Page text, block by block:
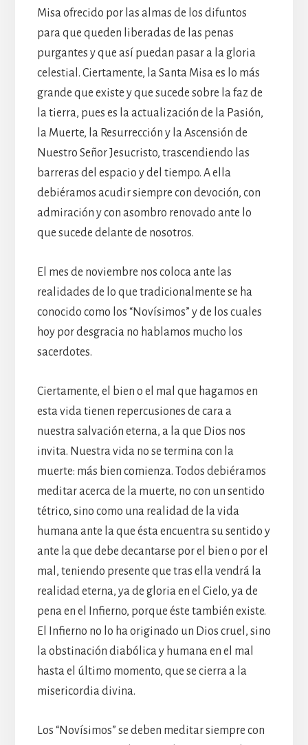
Misa ofrecido por las almas de los difuntos
para que queden liberadas de las penas
purgantes y que así puedan pasar a la gloria
celestial. Ciertamente, la Santa Misa es lo más
grande que existe y que sucede sobre la faz de
la tierra, pues es la actualización de la Pasión,
la Muerte, la Resurrección y la Ascensión de
Nuestro Señor Jesucristo, trascendiendo las
barreras del espacio y del tiempo. A ella
debiéramos acudir siempre con devoción, con
admiración y con asombro renovado ante lo
que sucede delante de nosotros.
El mes de noviembre nos coloca ante las
realidades de lo que tradicionalmente se ha
conocido como los “Novísimos” y de los cuales
hoy por desgracia no hablamos mucho los
sacerdotes.
Ciertamente, el bien o el mal que hagamos en
esta vida tienen repercusiones de cara a
nuestra salvación eterna, a la que Dios nos
invita. Nuestra vida no se termina con la
muerte: más bien comienza. Todos debiéramos
meditar acerca de la muerte, no con un sentido
tétrico, sino como una realidad de la vida
humana ante la que ésta encuentra su sentido y
ante la que debe decantarse por el bien o por el
mal, teniendo presente que tras ella vendrá la
realidad eterna, ya de gloria en el Cielo, ya de
pena en el Infierno, porque éste también existe.
El Infierno no lo ha originado un Dios cruel, sino
la obstinación diabólica y humana en el mal
hasta el último momento, que se cierra a la
misericordia divina.
Los “Novísimos” se deben meditar siempre con